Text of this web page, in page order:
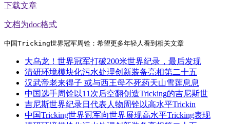
下载文章
文档为doc格式
中国Tricking世界冠军周铨：希望更多年轻人看到相关文章
大乌龙！世界冠军打破200米世界纪录，最后发现
清研环境模块化污水处理创新装备亮相第二十五
汉武帝老来得子 或与西王母不死药天山雪莲息息
中国选手周铨以11次后空翻创造Tricking的吉尼斯世
吉尼斯世界纪录日代表人物周铨以高水平Trickin
中国Tricking世界冠军向世界展现高水平Tricking表现